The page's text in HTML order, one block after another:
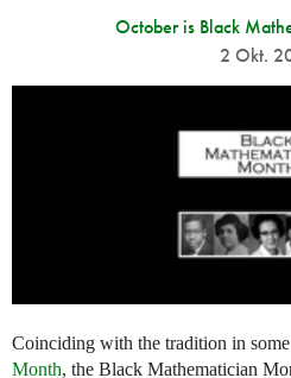
October is Black
2 Okt.
Coinciding with the tradition in
Month, the Black Mathematician